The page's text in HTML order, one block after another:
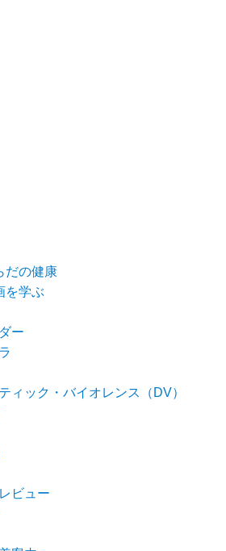
だの健康
を学ぶ
ー
ィック・バイオレンス（DV）
ビュー